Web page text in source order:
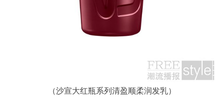
（沙宣大红瓶系列清盈顺柔润发乳）